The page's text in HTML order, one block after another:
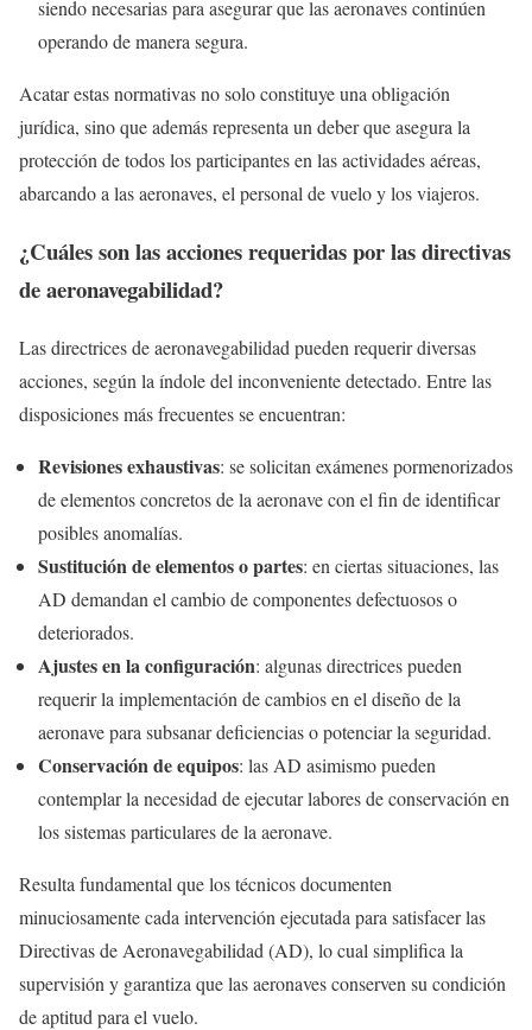
siendo necesarias para asegurar que las aeronaves continúen
operando de manera segura.
Acatar estas normativas no solo constituye una obligación
jurídica, sino que además representa un deber que asegura la
protección de todos los participantes en las actividades aéreas,
abarcando a las aeronaves, el personal de vuelo y los viajeros.
¿Cuáles son las acciones requeridas por las directivas
de aeronavegabilidad?
Las directrices de aeronavegabilidad pueden requerir diversas
acciones, según la índole del inconveniente detectado. Entre las
disposiciones más frecuentes se encuentran:
Revisiones exhaustivas: se solicitan exámenes pormenorizados
de elementos concretos de la aeronave con el fin de identificar
posibles anomalías.
Sustitución de elementos o partes: en ciertas situaciones, las
AD demandan el cambio de componentes defectuosos o
deteriorados.
Ajustes en la configuración: algunas directrices pueden
requerir la implementación de cambios en el diseño de la
aeronave para subsanar deficiencias o potenciar la seguridad.
Conservación de equipos: las AD asimismo pueden
contemplar la necesidad de ejecutar labores de conservación en
los sistemas particulares de la aeronave.
Resulta fundamental que los técnicos documenten
minuciosamente cada intervención ejecutada para satisfacer las
Directivas de Aeronavegabilidad (AD), lo cual simplifica la
supervisión y garantiza que las aeronaves conserven su condición
de aptitud para el vuelo.